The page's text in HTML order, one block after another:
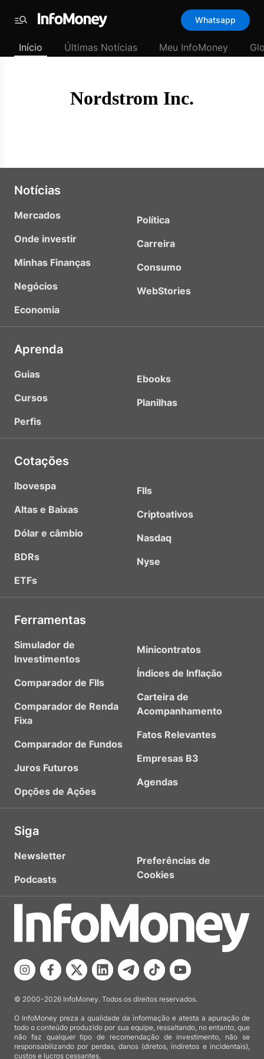
padrão
Últimas
Menu
Whatsapp
Início Últimas Notícias Meu InfoMoney
Nordstrom Inc.
Notícias
Mercados
Onde investir
Minhas Finanças
Negócios
Economia
Política
Carreira
Consumo
WebStories
Aprenda
Guias
Cursos
Perfis
Ebooks
Planilhas
Cotações
Ibovespa
Altas e Baixas
Dólar e câmbio
BDRs
ETFs
FIIs
Criptoativos
Nasdaq
Nyse
Ferramentas
Simulador de
Investimentos
Comparador de FIIs
Comparador de Renda
Fixa
Comparador de Fundos
Juros Futuros
Opções de Ações
Minicontratos
Índices de Inflação
Carteira de
Acompanhamento
Fatos Relevantes
Empresas B3
Agendas
Siga
Newsletter
Podcasts
Preferências de
Cookies
© 2000-2026 InfoMoney. Todos os direitos reservados.
O InfoMoney preza a qualidade da informação e atesta a apuração de
todo o conteúdo produzido por sua equipe, ressaltando, no entanto, que
não faz qualquer tipo de recomendação de investimento, não se
responsabilizando por perdas, danos (diretos, indiretos e incidentais),
custos e lucros cessantes.